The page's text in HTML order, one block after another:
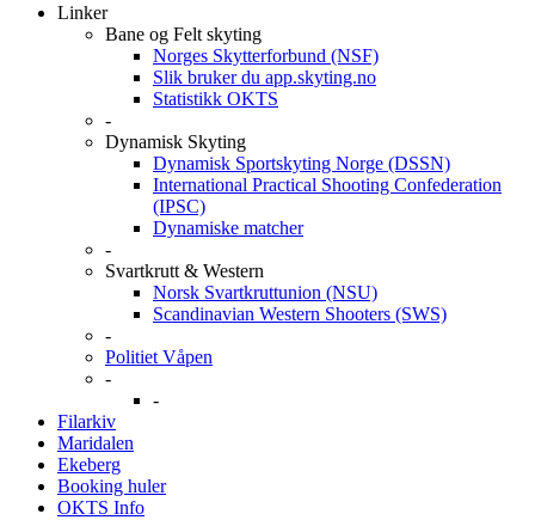
Linker
Bane og Felt skyting
Norges Skytterforbund (NSF)
Slik bruker du app.skyting.no
Statistikk OKTS
-
Dynamisk Skyting
Dynamisk Sportskyting Norge (DSSN)
International Practical Shooting Confederation
(IPSC)
Dynamiske matcher
-
Svartkrutt & Western
Norsk Svartkruttunion (NSU)
Scandinavian Western Shooters (SWS)
-
Politiet Våpen
-
-
Filarkiv
Maridalen
Ekeberg
Booking huler
OKTS Info